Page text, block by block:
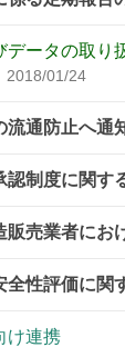
データの取り
2018/01/24
流通防止へ通
認制度に関す
売業者にお
全性評価に関
け連携